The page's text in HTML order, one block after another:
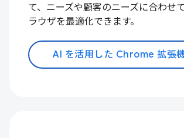
て、ニーズや顧客のニーズに合わせ
ラウザを最適化できます。
AI を活用した Chrome 拡張